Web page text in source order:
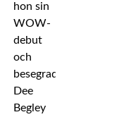
hon sin
WOW-
debut
och
besegrade
Dee
Begley